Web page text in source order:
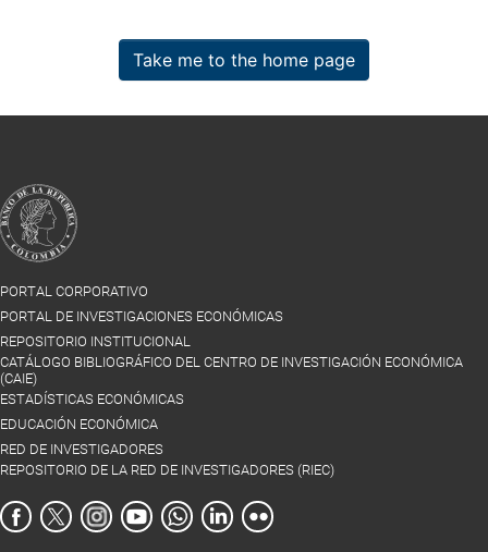
Take me to the home page
PORTAL CORPORATIVO
PORTAL DE INVESTIGACIONES ECONÓMICAS
REPOSITORIO INSTITUCIONAL
CATÁLOGO BIBLIOGRÁFICO DEL CENTRO DE INVESTIGACIÓN ECONÓMICA
(CAIE)
ESTADÍSTICAS ECONÓMICAS
EDUCACIÓN ECONÓMICA
RED DE INVESTIGADORES
REPOSITORIO DE LA RED DE INVESTIGADORES (RIEC)